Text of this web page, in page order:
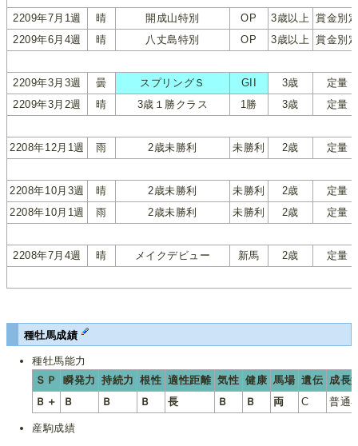
2209年7月1週 晴 開成山特別 OP 3歳以上 賞金別
2209年6月4週
晴 八丈島特別 OP 3歳以上 賞金別
2209年3月3週 曇 スプリングＳ GII 3歳
定量
2209年3月2週
晴 3歳１勝クラス 1勝 3歳 定量
2208年12月1週 雨 2歳未勝利 未勝利 2歳 定量
2208年10月3週 晴 2歳未勝利 未勝利 2歳
定量
2208年10月1週
雨 2歳未勝利 未勝利 2歳 定量
2208年7月4週 晴 メイクデビュー 新馬 2歳 定量
種牡馬成績
種牡馬能力
ＳＰ
瞬発力 持続力 根性 適性距離 気性 健康 馬場 遺伝 成長
Ｂ＋
Ｂ Ｂ Ｂ 長 Ｂ Ｂ 両 C 普通
産駒成績